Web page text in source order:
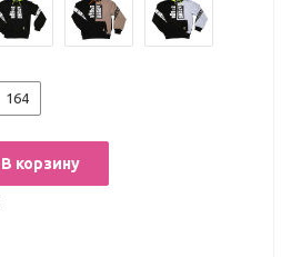
164
В корзину